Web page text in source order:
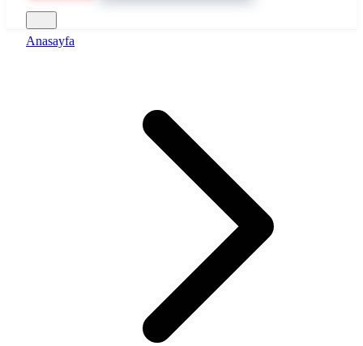
Anasayfa